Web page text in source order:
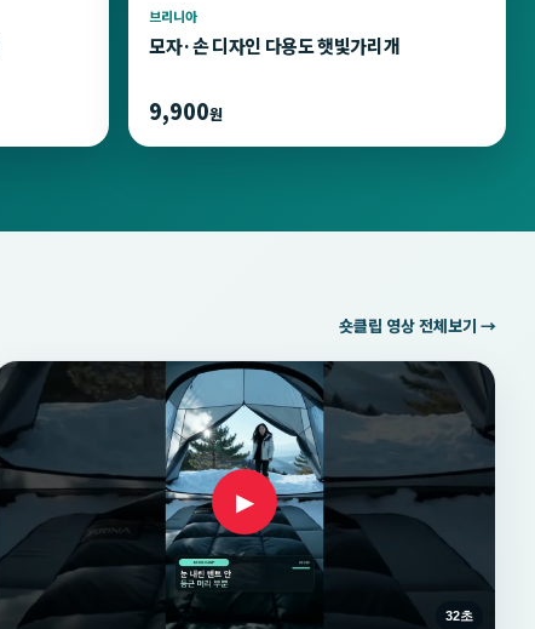
브리니아
모자·손 디자인 다용도 햇빛가리개
9,900원
숏클립 영상 전체보기 →
▶
32초